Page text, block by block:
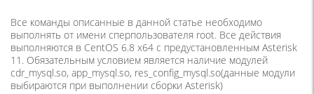
Все команды описанные в данной статье необходимо
выполнять от имени сперпользователя root. Все действия
выполняются в CentOS 6.8 x64 с предустановленным Asterisk
11. Обязательным условием является наличие модулей
cdr_mysql.so, app_mysql.so, res_config_mysql.so(данные модули
выбираются при выполнении сборки Asterisk)